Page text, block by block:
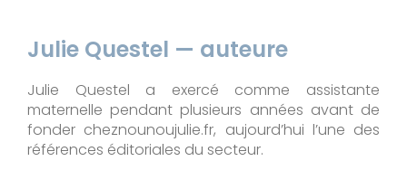
Julie Questel — auteure
Julie Questel a exercé comme assistante
maternelle pendant plusieurs années avant de
fonder cheznounoujulie.fr, aujourd’hui l’une des
références éditoriales du secteur.